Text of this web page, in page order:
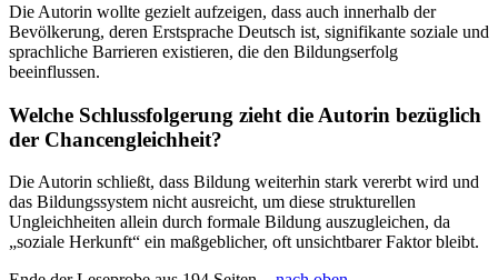
Die Autorin wollte gezielt aufzeigen, dass auch innerhalb der
Bevölkerung, deren Erstsprache Deutsch ist, signifikante soziale und
sprachliche Barrieren existieren, die den Bildungserfolg
beeinflussen.
Welche Schlussfolgerung zieht die Autorin bezüglich
der Chancengleichheit?
Die Autorin schließt, dass Bildung weiterhin stark vererbt wird und
das Bildungssystem nicht ausreicht, um diese strukturellen
Ungleichheiten allein durch formale Bildung auszugleichen, da
„soziale Herkunft“ ein maßgeblicher, oft unsichtbarer Faktor bleibt.